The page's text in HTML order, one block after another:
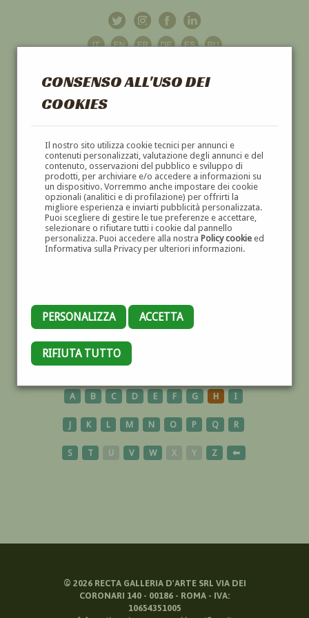
CONSENSO ALL'USO DEI
COOKIES
Il nostro sito utilizza cookie tecnici per annunci e
contenuti personalizzati, valutazione degli annunci e del
contenuto, osservazioni del pubblico e sviluppo di
prodotti, per archiviare e/o accedere a informazioni su
un dispositivo. Vorremmo anche impostare dei cookie
opzionali (analitici e di profilazione) per offrirti la
migliore esperienza e inviarti pubblicità personalizzata.
Puoi scegliere di gestire le tue preferenze e accettare,
selezionare o rifiutare tutti i cookie dal pannello
personalizza. Puoi accedere alla nostra Policy cookieed
Informativa sulla Privacy per ulteriori informazioni.
PERSONALIZZA ACCETTA
RIFIUTA TUTTO
GALLERIAD'ARTE
DIPINTI E SCULTURE '800 E '900
BRINDISI
A B C D E F G H I
J K L M N O P Q R
S T U V W X Y Z ⬅
© 2026RECTA GALLERIA D'ARTE SRL VIA DEI
CORONARI 140 - 00186 - ROMA - IVA:
10654351005